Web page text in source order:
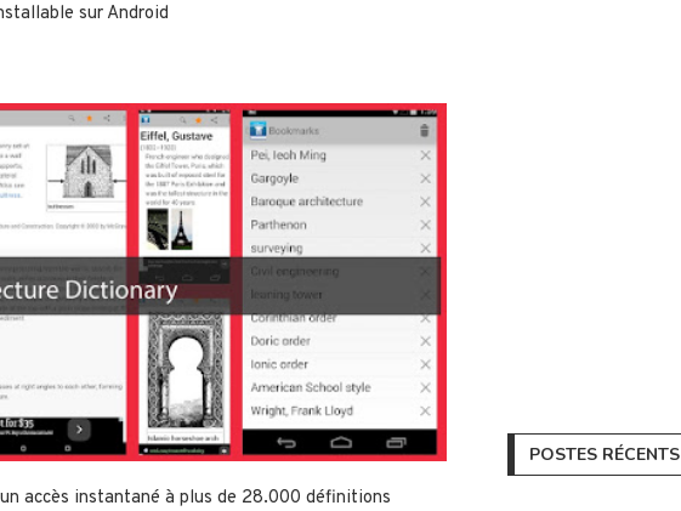
sur Android
accès instantané à plus de 28.000 définitions
POSTES RÉCENTS